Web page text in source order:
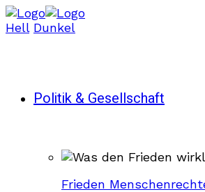
Hell Dunkel
Politik & Gesellschaft
Frieden